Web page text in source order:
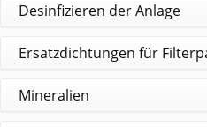
Desinfizieren der Anlage
Ersatzdichtungen für
Mineralien